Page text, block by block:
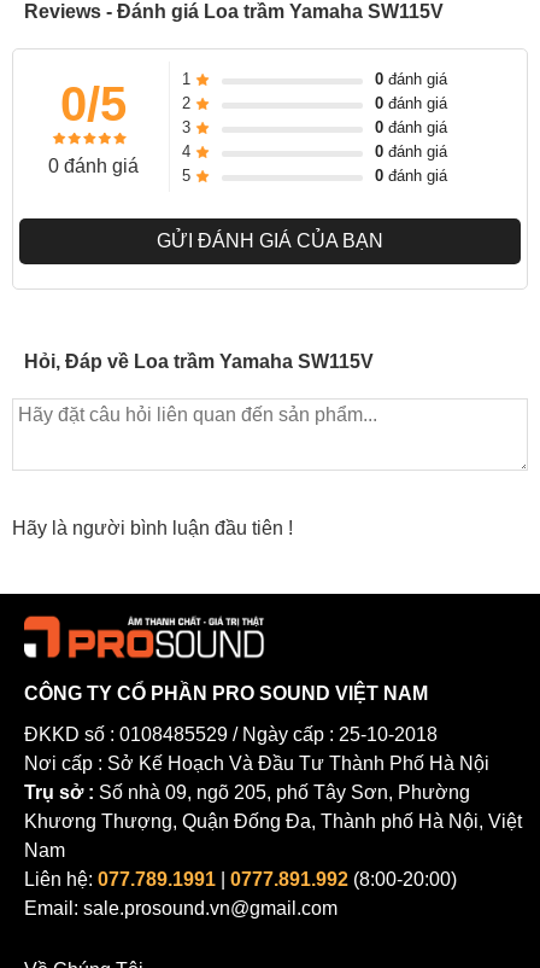
Reviews - Đánh giá Loa trầm Yamaha SW115V
0/5
0 đánh giá
1 0đánh giá
2
0đánh giá
3
0đánh giá
4
0đánh giá
5
0đánh giá
GỬI ĐÁNH GIÁ CỦA BẠN
Hỏi, Đáp về Loa trầm Yamaha SW115V
Hãy là người bình luận đầu tiên !
CÔNG TY CỔ PHẦN PRO SOUND VIỆT NAM
ĐKKD số : 0108485529 / Ngày cấp : 25-10-2018
Nơi cấp : Sở Kế Hoạch Và Đầu Tư Thành Phố Hà Nội
Trụ sở : Số nhà 09, ngõ 205, phố Tây Sơn, Phường
Khương Thượng, Quận Đống Đa, Thành phố Hà Nội, Việt
Nam
Liên hệ: 077.789.1991 0777.891.992 (8:00-20:00)
Email: sale.prosound.vn@gmail.com